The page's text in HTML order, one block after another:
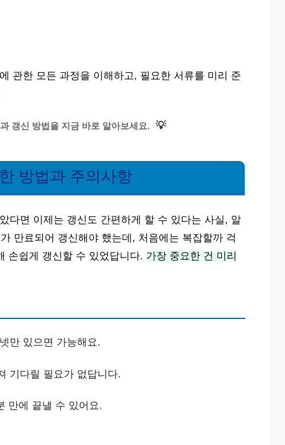
관한 모든 과정을 이해하고, 필요한 서류를 미리 준
갱신 방법을 지금 바로 알아보세요. 💡
방법과 주의사항
다면 이제는 갱신도 간편하게 할 수 있다는 사실, 알
만료되어 갱신해야 했는데, 처음에는 복잡할까 걱
손쉽게 갱신할 수 있었답니다. 가장 중요한 건 미리
만 있으면 가능해요.
기다릴 필요가 없답니다.
만에 끝낼 수 있어요.